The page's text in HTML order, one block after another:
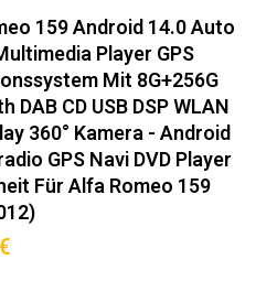
mit 178°
Bildqualität &
(GPS + Galileo Unterstützung)
RMS (THD <0.05%)
100%
Romeo 159
159 Android 14.0 Auto
Player GPS
Mit 8G+256G
DAB CD USB DSP WLAN
360° Kamera - Android
GPS Navi DVD Player
Für Alfa Romeo 159